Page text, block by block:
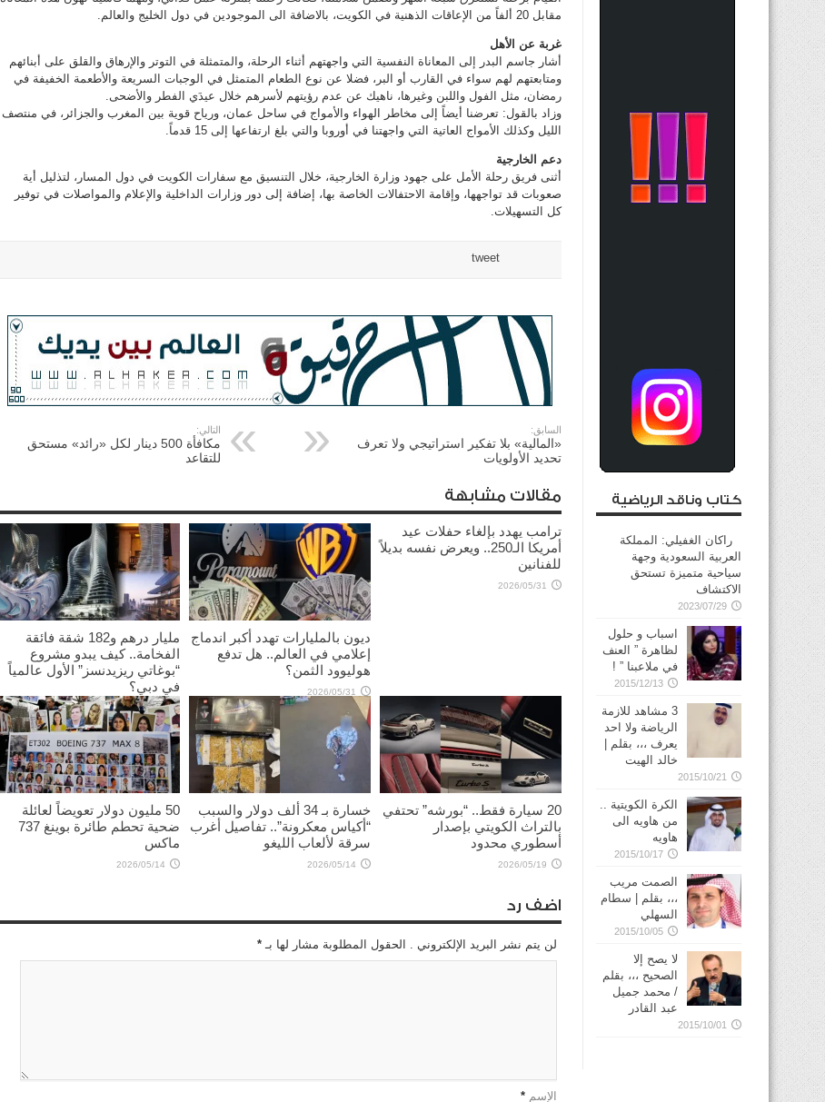
مقابل 20 ألفاً من الإعاقات الذهنية في الكويت، بالاضافة الى الموجودين في دول الخليج والعالم.
غربة عن الأهل
أشار جاسم البدر إلى المعاناة النفسية التي واجهتهم أثناء الرحلة، والمتمثلة في التوتر والإرهاق والقلق على أبنائهم
ومتابعتهم لهم سواء في القارب أو البر، فضلا عن نوع الطعام المتمثل في الوجبات السريعة والأطعمة الخفيفة في
رمضان، مثل الفول واللبن وغيرها، ناهيك عن عدم رؤيتهم لأسرهم خلال عيدَي الفطر والأضحى.
وزاد بالقول: تعرضنا أيضاً إلى مخاطر الهواء والأمواج في ساحل عمان، ورياح قوية بين المغرب والجزائر، في منتصف
الليل وكذلك الأمواج العاتية التي واجهتنا في أوروبا والتي بلغ ارتفاعها إلى 15 قدماً.
دعم الخارجية
أثنى فريق رحلة الأمل على جهود وزارة الخارجية، خلال التنسيق مع سفارات الكويت في دول المسار، لتذليل أية
صعوبات قد تواجهها، وإقامة الاحتفالات الخاصة بها، إضافة إلى دور وزارات الداخلية والإعلام والمواصلات في توفير
كل التسهيلات.
tweet
السابق:
«المالية» بلا تفكير استراتيجي ولا تعرف
تحديد الأولويات
التالي:
مكافأة 500 دينار لكل «رائد» مستحق
للتقاعد
مقالات مشابهة
ترامب يهدد بإلغاء حفلات عيد
أمريكا الـ250.. ويعرض نفسه بديلاً
للفنانين
2026/05/31
ديون بالمليارات تهدد أكبر اندماج
إعلامي في العالم.. هل تدفع
هوليوود الثمن؟
2026/05/31
مليار درهم و182 شقة فائقة
الفخامة.. كيف يبدو مشروع
“بوغاتي ريزيدنسز” الأول عالمياً
في دبي؟
2026/05/19
20 سيارة فقط.. “بورشه” تحتفي
بالتراث الكويتي بإصدار
أسطوري محدود
2026/05/19
خسارة بـ 34 ألف دولار والسبب
“أكياس معكرونة”.. تفاصيل أغرب
سرقة لألعاب الليغو
2026/05/14
50 مليون دولار تعويضاً لعائلة
ضحية تحطم طائرة بوينغ 737
ماكس
2026/05/14
اضف رد
لن يتم نشر البريد الإلكتروني . الحقول المطلوبة مشار لها بـ *
الإسم *
كتاب وناقد الرياضية
راكان الغفيلي: المملكة
العربية السعودية وجهة
سياحية متميزة تستحق
الاكتشاف
2023/07/29
اسباب و حلول
لظاهرة ” العنف
في ملاعبنا ” !
2015/12/13
3 مشاهد للازمة
الرياضة ولا احد
يعرف ،،، بقلم |
خالد الهيت
2015/10/21
الكرة الكويتية ..
من هاويه الى
هاويه
2015/10/17
الصمت مريب
،،، بقلم | سطام
السهلي
2015/10/05
لا يصح إلا
الصحيح ،،، بقلم
/ محمد جميل
عبد القادر
2015/10/01